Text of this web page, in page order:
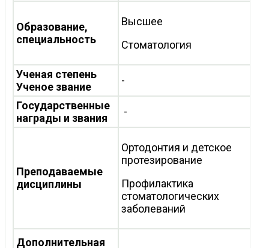
Образование,
специальность
Высшее
Стоматология
Ученая степень
Ученое звание
-
Государственные
награды и звания
-
Преподаваемые
дисциплины
Ортодонтия и детское
протезирование
Профилактика
стоматологических
заболеваний
Дополнительная